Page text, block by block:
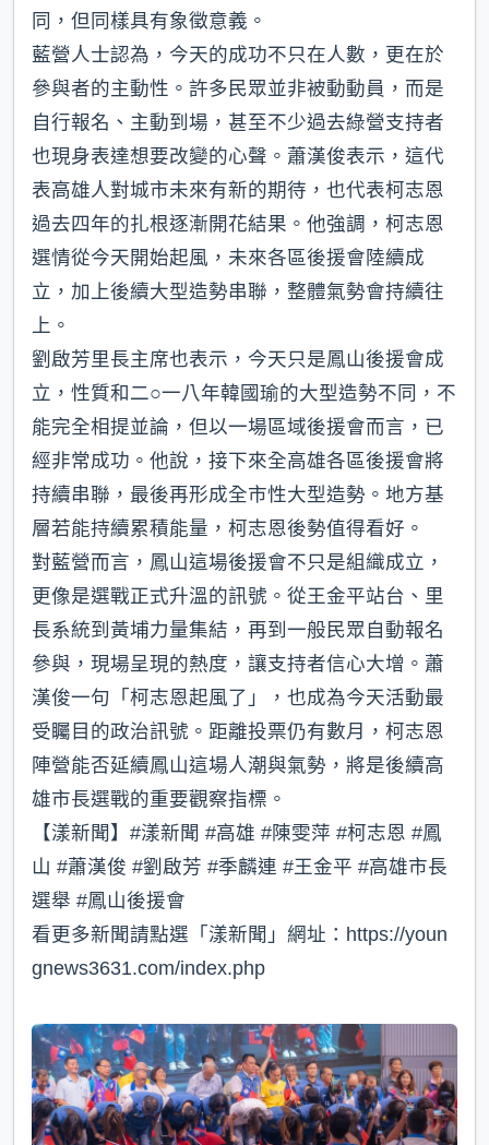
同，但同樣具有象徵意義。
藍營人士認為，今天的成功不只在人數，更在於
參與者的主動性。許多民眾並非被動動員，而是
自行報名、主動到場，甚至不少過去綠營支持者
也現身表達想要改變的心聲。蕭漢俊表示，這代
表高雄人對城市未來有新的期待，也代表柯志恩
過去四年的扎根逐漸開花結果。他強調，柯志恩
選情從今天開始起風，未來各區後援會陸續成
立，加上後續大型造勢串聯，整體氣勢會持續往
上。
劉啟芳里長主席也表示，今天只是鳳山後援會成
立，性質和二○一八年韓國瑜的大型造勢不同，不
能完全相提並論，但以一場區域後援會而言，已
經非常成功。他說，接下來全高雄各區後援會將
持續串聯，最後再形成全市性大型造勢。地方基
層若能持續累積能量，柯志恩後勢值得看好。
對藍營而言，鳳山這場後援會不只是組織成立，
更像是選戰正式升溫的訊號。從王金平站台、里
長系統到黃埔力量集結，再到一般民眾自動報名
參與，現場呈現的熱度，讓支持者信心大增。蕭
漢俊一句「柯志恩起風了」，也成為今天活動最
受矚目的政治訊號。距離投票仍有數月，柯志恩
陣營能否延續鳳山這場人潮與氣勢，將是後續高
雄市長選戰的重要觀察指標。
【漾新聞】#漾新聞 #高雄 #陳雯萍 #柯志恩 #鳳
山 #蕭漢俊 #劉啟芳 #季麟連 #王金平 #高雄市長
選舉 #鳳山後援會
看更多新聞請點選「漾新聞」網址：https://youn
gnews3631.com/index.php